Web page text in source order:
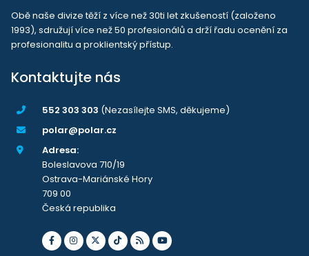
Obě naše divize těží z více než 30ti let zkušeností (založeno
1993), sdružují více než 50 profesionálů a drží řadu ocenění za
profesionalitu a proklientský přístup.
Kontaktujte nás
552 303 303 (Nezasílejte SMS, děkujeme)
polar@polar.cz
Adresa:
Boleslavova 710/19
Ostrava-Mariánské Hory
709 00
Česká republika